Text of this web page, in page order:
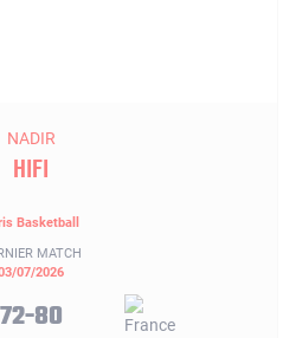
NADIR
HIFI
Basketball
MATCH
07/2026
72-80